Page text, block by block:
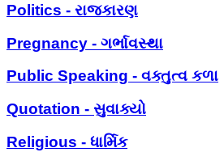
Politics - રાજકારણ
Pregnancy - ગર્ભાવસ્થા
Public Speaking - વક્તુત્વ કળા
Quotation - સુવાક્યો
Religious - ધાર્મિક